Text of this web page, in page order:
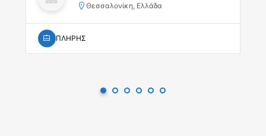
Θεσσαλονίκη, Ελλάδα
ΠΛΗΡΗΣ